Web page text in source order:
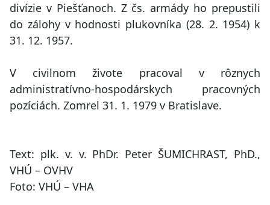
divízie v Piešťanoch. Z čs. armády ho prepustili
do zálohy v hodnosti plukovníka (28. 2. 1954) k
31. 12. 1957.
V civilnom živote pracoval v rôznych
administratívno-hospodárskych pracovných
pozíciách. Zomrel 31. 1. 1979 v Bratislave.
Text: plk. v. v. PhDr. Peter ŠUMICHRAST, PhD.,
VHÚ – OVHV
Foto: VHÚ – VHA